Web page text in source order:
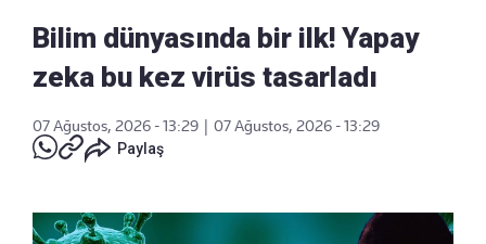
Bilim dünyasında bir ilk! Yapay
zeka bu kez virüs tasarladı
07 Ağustos, 2026 - 13:29
07 Ağustos, 2026 - 13:29
Paylaş